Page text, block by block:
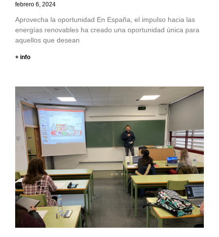
febrero 6, 2024
Aprovecha la oportunidad En España, el impulso hacia las
energías renovables ha creado una oportunidad única para
aquellos que desean
+ info